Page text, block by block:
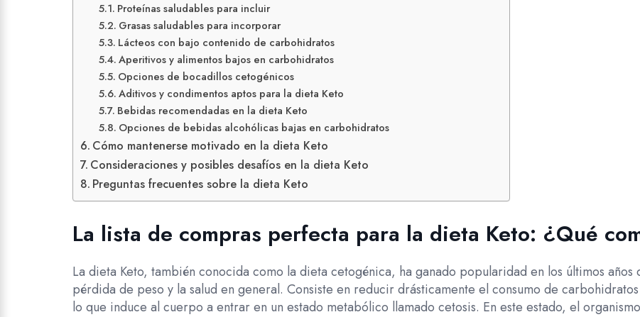
Proteínas saludables para incluir
Grasas saludables para incorporar
Lácteos con bajo contenido de carbohidratos
Aperitivos y alimentos bajos en carbohidratos
Opciones de bocadillos cetogénicos
Aditivos y condimentos aptos para la dieta Keto
Bebidas recomendadas en la dieta Keto
Opciones de bebidas alcohólicas bajas en carbohidratos
Cómo mantenerse motivado en la dieta Keto
Consideraciones y posibles desafíos en la dieta Keto
Preguntas frecuentes sobre la dieta Keto
La lista de compras perfecta para la dieta Keto: ¿Qué
La dieta Keto, también conocida como la dieta cetogénica, ha ganado popularidad en los últimos
pérdida de peso y la salud en general. Consiste en reducir drásticamente el consumo de
lo que induce al cuerpo a entrar en un estado metabólico llamado cetosis. En este estado, el